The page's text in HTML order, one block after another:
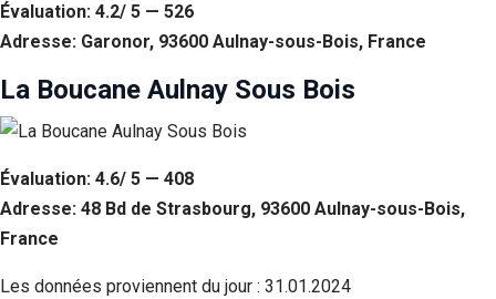
Évaluation: 4.2/ 5 — 526
Adresse: Garonor, 93600 Aulnay-sous-Bois, France
La Boucane Aulnay Sous Bois
Évaluation: 4.6/ 5 — 408
Adresse: 48 Bd de Strasbourg, 93600 Aulnay-sous-Bois,
France
Les données proviennent du jour : 31.01.2024